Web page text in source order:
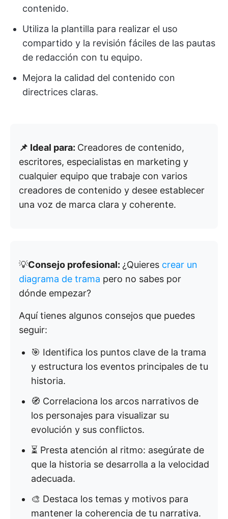
contenido.
Utiliza la plantilla para realizar el uso
compartido y la revisión fáciles de las pautas
de redacción con tu equipo.
Mejora la calidad del contenido con
directrices claras.
📌 Ideal para: Creadores de contenido,
escritores, especialistas en marketing y
cualquier equipo que trabaje con varios
creadores de contenido y desee establecer
una voz de marca clara y coherente.
💡Consejo profesional: ¿Quieres crear un
diagrama de trama pero no sabes por
dónde empezar?
Aquí tienes algunos consejos que puedes
seguir:
🎯 Identifica los puntos clave de la trama
y estructura los eventos principales de tu
historia.
🧭 Correlaciona los arcos narrativos de
los personajes para visualizar su
evolución y sus conflictos.
⏳ Presta atención al ritmo: asegúrate de
que la historia se desarrolla a la velocidad
adecuada.
🎨 Destaca los temas y motivos para
mantener la coherencia de tu narrativa.